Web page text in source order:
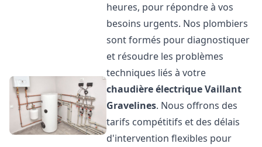
heures, pour répondre à vos
besoins urgents. Nos plombiers
sont formés pour diagnostiquer
et résoudre les problèmes
techniques liés à votre
chaudière électrique Vaillant
Gravelines. Nous offrons des
tarifs compétitifs et des délais
d'intervention flexibles pour